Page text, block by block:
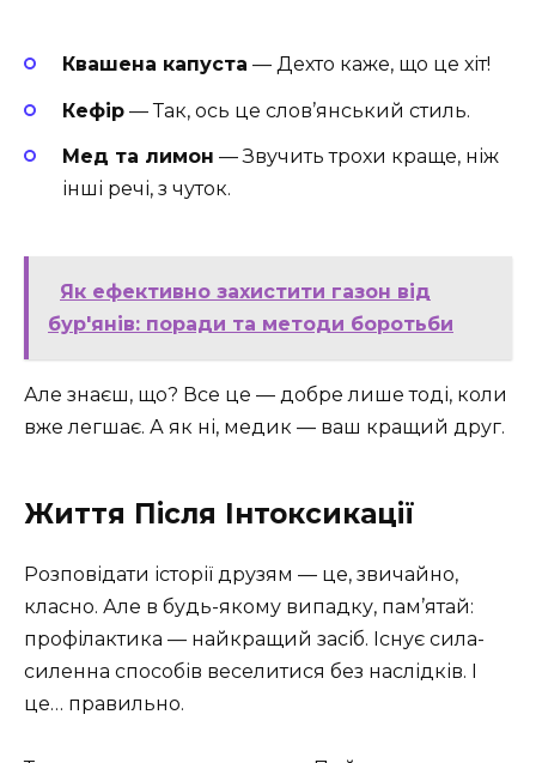
Квашена капуста — Дехто каже, що це хіт!
Кефір — Так, ось це слов’янський стиль.
Мед та лимон — Звучить трохи краще, ніж
інші речі, з чуток.
Як ефективно захистити газон від
бур'янів: поради та методи боротьби
Але знаєш, що? Все це — добре лише тоді, коли
вже легшає. А як ні, медик — ваш кращий друг.
Життя Після Інтоксикації
Розповідати історії друзям — це, звичайно,
класно. Але в будь-якому випадку, пам’ятай:
профілактика — найкращий засіб. Існує сила-
силенна способів веселитися без наслідків. І
це… правильно.